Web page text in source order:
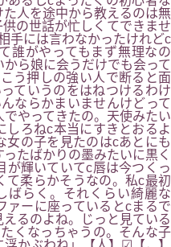
人を途中から教えるのは無
の世話が忙しくてできませ
手には言わなかったけれどc
誰がやってもまず無理なの
ら娘に会うだけでも会って
う押しの強い人で断ると面
ていうのをはねつけるわけ
ならかまいませんけどって
やってきたの。天使みたい
しろねc本当にすきとおるよ
女の子を見たのはcあとにも
たばかりの墨みたいに黒く
が輝いていてc唇は今つくっ
て柔らかそうなの。私c最初
ばらく。それくらい綺麗な
ァーに座っているとcまるで
るのよね。じっと見ている
くなっちゃうの。そんな子